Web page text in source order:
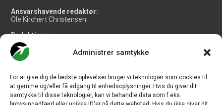
Administrer samtykke
For at give dig de bedste oplevelser bruger vi teknologier som cookies til
at gemme og/eller få adgang til enhedsoplysninger. Hvis du giver dit
samtykke til disse teknologier, kan vi behandle data som f.eks.
Ansvarshavende redaktør:
Ole Kirchert Christensen
Redaktionen:
Christian Granhøj Skouboe
Henrik Baumgarten
Danny Longhi Andreasen
Salg og jobannoncer:
salg@travelmedianordic.com